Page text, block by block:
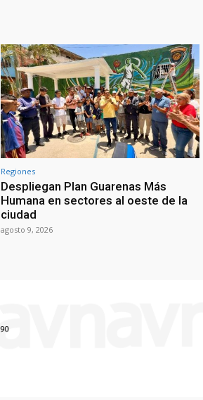
Regiones
Despliegan Plan Guarenas Más
Humana en sectores al oeste de la
ciudad
agosto 9, 2026